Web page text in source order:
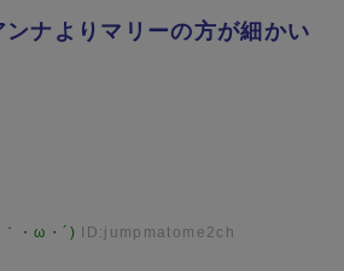
ナよりマリーの方が細かい
・ω・´) ID:jumpmatome2ch